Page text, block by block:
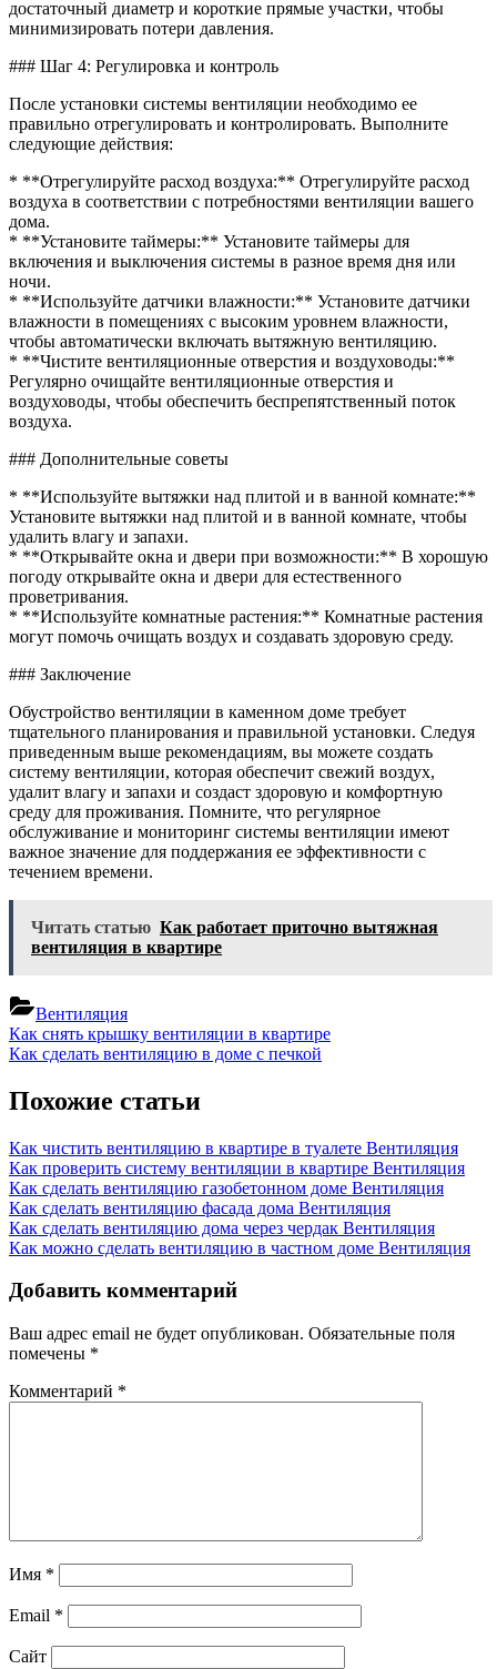
достаточный диаметр и короткие прямые участки, чтобы
минимизировать потери давления.
### Шаг 4: Регулировка и контроль
После установки системы вентиляции необходимо ее
правильно отрегулировать и контролировать. Выполните
следующие действия:
* **Отрегулируйте расход воздуха:** Отрегулируйте расход
воздуха в соответствии с потребностями вентиляции вашего
дома.
* **Установите таймеры:** Установите таймеры для
включения и выключения системы в разное время дня или
ночи.
* **Используйте датчики влажности:** Установите датчики
влажности в помещениях с высоким уровнем влажности,
чтобы автоматически включать вытяжную вентиляцию.
* **Чистите вентиляционные отверстия и воздуховоды:**
Регулярно очищайте вентиляционные отверстия и
воздуховоды, чтобы обеспечить беспрепятственный поток
воздуха.
### Дополнительные советы
* **Используйте вытяжки над плитой и в ванной комнате:**
Установите вытяжки над плитой и в ванной комнате, чтобы
удалить влагу и запахи.
* **Открывайте окна и двери при возможности:** В хорошую
погоду открывайте окна и двери для естественного
проветривания.
* **Используйте комнатные растения:** Комнатные растения
могут помочь очищать воздух и создавать здоровую среду.
### Заключение
Обустройство вентиляции в каменном доме требует
тщательного планирования и правильной установки. Следуя
приведенным выше рекомендациям, вы можете создать
систему вентиляции, которая обеспечит свежий воздух,
удалит влагу и запахи и создаст здоровую и комфортную
среду для проживания. Помните, что регулярное
обслуживание и мониторинг системы вентиляции имеют
важное значение для поддержания ее эффективности с
течением времени.
Читать статью Как работает приточно вытяжная
вентиляция в квартире
Вентиляция
Навигация
по
записям
Previous
Post:
Как снять крышку вентиляции в квартире
Next
Как сделать вентиляцию в доме с печкой
Похожие статьи
Как чистить вентиляцию в квартире в туалете Вентиляция
Как проверить систему вентиляции в квартире Вентиляция
Как сделать вентиляцию газобетонном доме Вентиляция
Как сделать вентиляцию фасада дома Вентиляция
Как сделать вентиляцию дома через чердак Вентиляция
Как можно сделать вентиляцию в частном доме Вентиляция
Добавить комментарий
Ваш адрес email не будет опубликован. Обязательные поля
помечены *
Комментарий *
Имя *
Email *
Сайт